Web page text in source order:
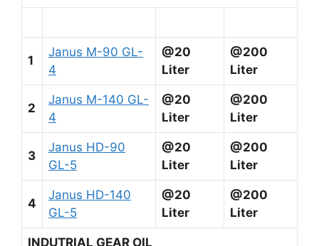
1
Janus M-90 GL-
4
@20
Liter
@200
Liter
2
Janus M-140 GL-
4
@20
Liter
@200
Liter
3
Janus HD-90
GL-5
@20
Liter
@200
Liter
4
Janus HD-140
GL-5
@20
Liter
@200
Liter
INDUTRIAL GEAR OIL